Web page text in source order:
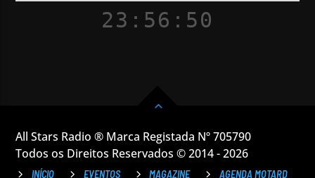
23:56:51
All Stars Radio ® Marca Registada Nº 705790
Todos os Direitos Reservados © 2014 - 2026
INÍCIO EVENTOS MAGAZINE
AGENDA MOTARD